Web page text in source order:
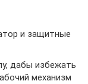
и защитные
дабы избежать
механизм